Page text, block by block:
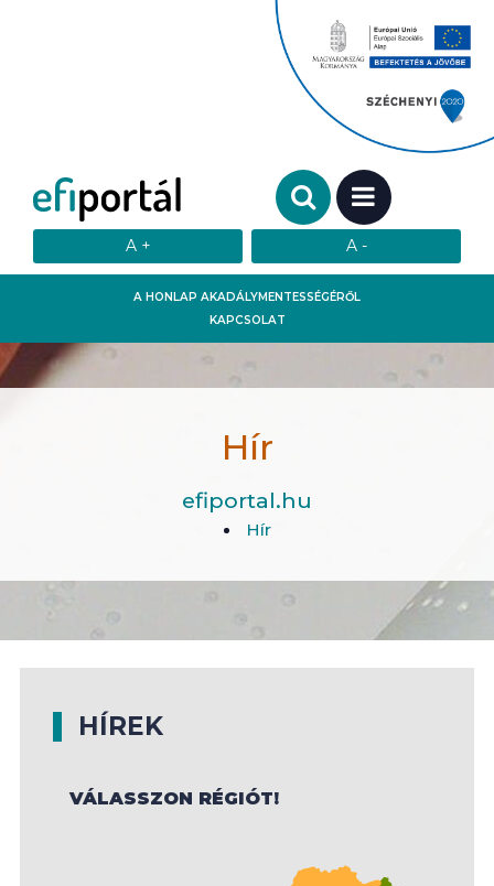
A HONLAP AKADÁLYMENTESSÉGÉRŐL
KAPCSOLAT
Keresendő szó:
MENÜ
Hír
efiportal.hu
Hír
HÍREK
VÁLASSZON RÉGIÓT!